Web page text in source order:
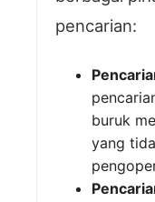
pencarian:
buruk
yang